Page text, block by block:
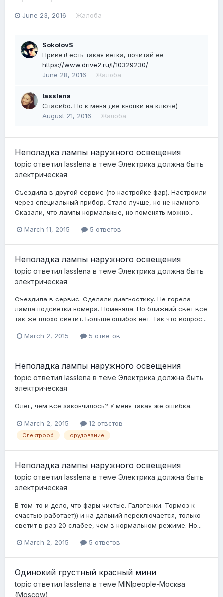
June 23, 2016 Жалоба
SokolovS
Привет! есть такая ветка, почитай ее
https://www.drive2.ru/l/10329230/
June 28, 2016
Жалоба
lasslena
Спасибо. Но к меня две кнопки на ключе)
August 21, 2016
Жалоба
Неполадка лампы наружного освещения
topic ответил lasslena в теме Электрика должна быть
электрическая
Съездила в другой сервис (по настройке фар). Настроили
через специальный прибор. Стало лучше, но не намного.
Сказали, что лампы нормальные, но поменять можно...
March 11, 2015 5 ответов
Неполадка лампы наружного освещения
topic ответил lasslena в теме Электрика должна быть
электрическая
Съездила в сервис. Сделали диагностику. Не горела
лампа подсветки номера. Поменяла. Но ближний свет всё
так же плохо светит. Больше ошибок нет. Так что вопрос...
March 2, 2015 5 ответов
Неполадка лампы наружного освещения
topic ответил lasslena в теме Электрика должна быть
электрическая
Олег, чем все закончилось? У меня такая же ошибка.
March 2, 2015 12 ответов
Электрооб орудование
Неполадка лампы наружного освещения
topic ответил lasslena в теме Электрика должна быть
электрическая
В том-то и дело, что фары чистые. Галогенки. Тормоз к
счастью работает)) и на дальний переключается, только
светит в раз 20 слабее, чем в нормальном режиме. Но...
March 2, 2015 5 ответов
Одинокий грустный красный мини
topic ответил lasslena в теме MINIpeople-Москва
(Moscow)